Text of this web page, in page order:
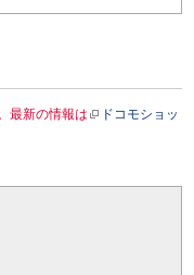
最新の情報は
ドコモショッ